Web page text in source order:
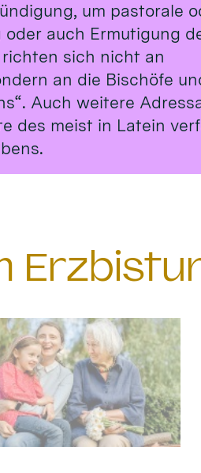
um pastorale
auch Ermutigung
sich nicht an
an die Bischöfe
Auch weitere
des meist in Latein